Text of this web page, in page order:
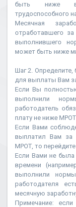
быть ниже
трудоспособного
Месячная
отработавшего
выполнившего
может быть ниже
Шаг 2.
для выплаты Вам
Если Вы
выполнили
работодатель
плату не ниже
Если Вами
выплатил Вам за
МРОТ, то перейдите
Если Вами не была
времени
выполнили
работодателя
месячную
Примечание: